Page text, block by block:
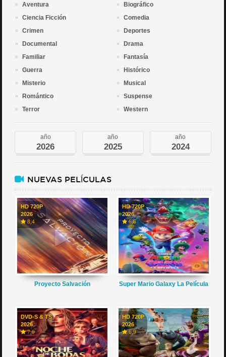
Aventura
Biográfico
Ciencia Ficción
Comedia
Crimen
Deportes
Documental
Drama
Familiar
Fantasía
Guerra
Histórico
Misterio
Musical
Romántico
Suspense
Terror
Western
año
2026
año
2025
año
2024
NUEVAS PELÍCULAS
HD 720P
2026
8,4
Proyecto Salvación
HD 720P
2026
6,6
Super Mario Galaxy La Película
DVD-S & TS
2026
7,0
HD 720P
2026
6,9